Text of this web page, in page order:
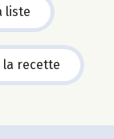
liste
recette